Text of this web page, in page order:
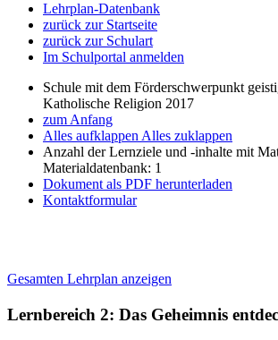
Lehrplan-Datenbank
zurück zur Startseite
zurück zur Schulart
Im Schulportal anmelden
Schule mit dem Förderschwerpunkt
Katholische Religion 2017
zum Anfang
Alles aufklappen Alles zuklappen
Anzahl der Lernziele und -inhalte mit
Materialdatenbank: 1
Dokument als PDF herunterladen
Kontaktformular
Gesamten Lehrplan anzeigen
Lernbereich 2: Das Geheimnis